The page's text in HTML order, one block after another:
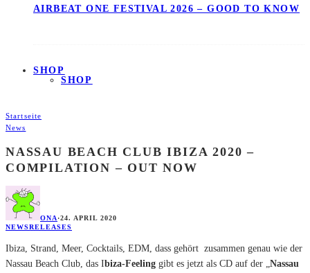
AIRBEAT ONE FESTIVAL 2026 – GOOD TO KNOW
SHOP
SHOP
Startseite
News
NASSAU BEACH CLUB IBIZA 2020 –
COMPILATION – OUT NOW
ONA·24. APRIL 2020
NEWSRELEASES
Ibiza, Strand, Meer, Cocktails, EDM, dass gehört zusammen genau wie der
Nassau Beach Club, das Ibiza-Feeling gibt es jetzt als CD auf der „Nassau